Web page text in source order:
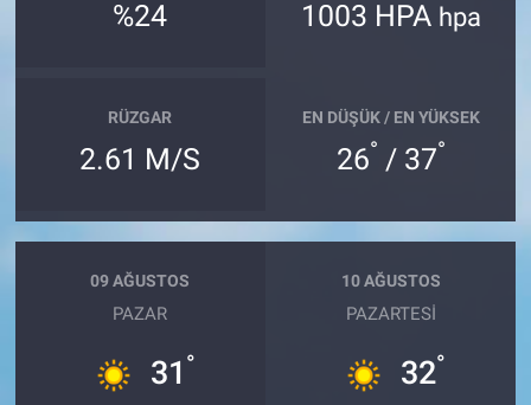
%24 1003 HPA hpa
RÜZGAR
2.61 M/S
EN DÜŞÜK / EN YÜKSEK
26° / 37°
09 AĞUSTOS
PAZAR
31 °
10 AĞUSTOS
PAZARTESI
32°